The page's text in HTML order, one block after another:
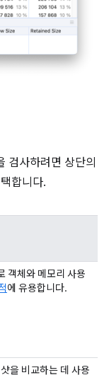
검사하려면 상단의
합니다.
객체와 메모리 사용
에 유용합니다.
을 비교하는 데 사용